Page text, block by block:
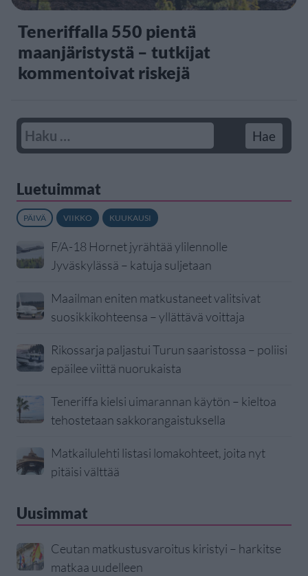
Teneriffalla 550 pientä
maanjäristystä – tutkijat
kommentoivat riskejä
Luetuimmat
PÄIVÄ VIIKKO KUUKAUSI
F/A-18 Hornet jyrähtää ylilennolle
Jyväskylässä – katuja suljetaan
Maailman eniten matkustaneet valitsivat
suosikkikohteensa – yllättävä voittaja
Rikossarja paljastui Turun saaristossa – poliisi
epäilee viittä nuorukaista
Teneriffa kielsi uimarannan käytön – kieltoa
tehostetaan sakkorangaistuksella
Matkailulehti listasi lomakohteet, joita nyt
pitäisi välttää
Uusimmat
Ceutan matkustusvaroitus kiristyi – harkitse
matkaa uudelleen